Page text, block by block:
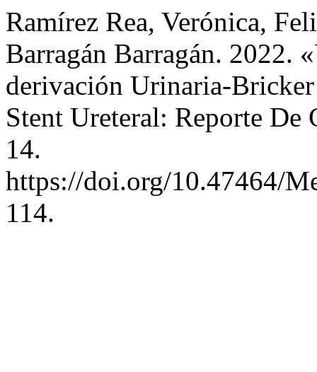
Ramírez Rea, Verónica,
Barragán Barragán. 2022.
derivación Urinaria-
Stent Ureteral: Reporte De
14.
https://doi.org/10.47464/
114.